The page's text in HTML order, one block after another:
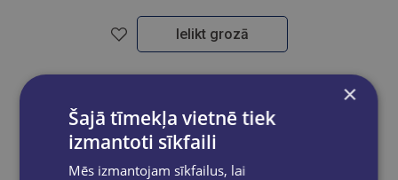
Ielikt grozā
×
Šajā tīmekļa vietnē tiek
izmantoti sīkfaili
Mēs izmantojam sīkfailus, lai